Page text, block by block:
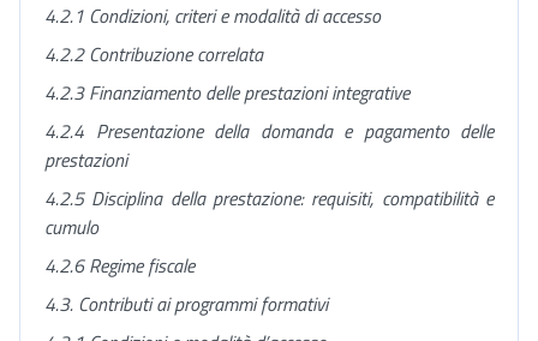
4.2.1 Condizioni, criteri e modalità di accesso
4.2.2 Contribuzione correlata
4.2.3 Finanziamento delle prestazioni integrative
4.2.4 Presentazione della domanda e pagamento delle
prestazioni
4.2.5 Disciplina della prestazione: requisiti, compatibilità e
cumulo
4.2.6 Regime fiscale
4.3. Contributi ai programmi formativi